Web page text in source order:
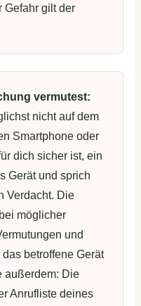
Gefahr gilt der
vermutest:
nicht auf dem
Smartphone oder
dich sicher ist, ein
Gerät und sprich
Verdacht. Die
möglicher
und
betroffene Gerät
außerdem: Die
Anrufliste deines